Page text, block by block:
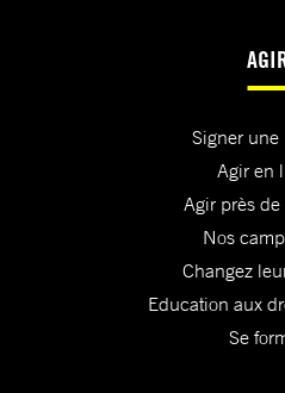
Signer une
Agir en
Agir près de
Nos
Changez
Education aux
Se